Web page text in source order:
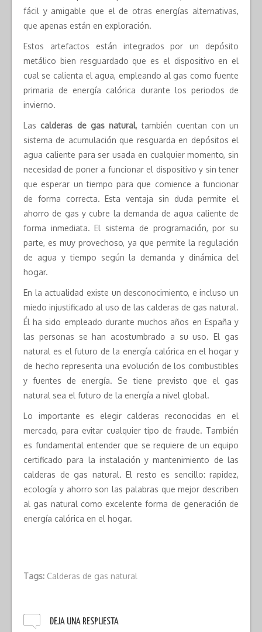
fácil y amigable que el de otras energías alternativas,
que apenas están en exploración.
Estos artefactos están integrados por un depósito
metálico bien resguardado que es el dispositivo en el
cual se calienta el agua, empleando al gas como fuente
primaria de energía calórica durante los periodos de
invierno.
Lascalderas de gas natural, también cuentan con un
sistema de acumulación que resguarda en depósitos el
agua caliente para ser usada en cualquier momento, sin
necesidad de poner a funcionar el dispositivo y sin tener
que esperar un tiempo para que comience a funcionar
de forma correcta. Esta ventaja sin duda permite el
ahorro de gas y cubre la demanda de agua caliente de
forma inmediata. El sistema de programación, por su
parte, es muy provechoso, ya que permite la regulación
de agua y tiempo según la demanda y dinámica del
hogar.
En la actualidad existe un desconocimiento, e incluso un
miedo injustificado al uso de las calderas de gas natural.
Él ha sido empleado durante muchos años en España y
las personas se han acostumbrado a su uso. El gas
natural es el futuro de la energía calórica en el hogar y
de hecho representa una evolución de los combustibles
y fuentes de energía. Se tiene previsto que el gas
natural sea el futuro de la energía a nivel global.
Lo importante es elegir calderas reconocidas en el
mercado, para evitar cualquier tipo de fraude. También
es fundamental entender que se requiere de un equipo
certificado para la instalación y mantenimiento de las
calderas de gas natural. El resto es sencillo: rapidez,
ecología y ahorro son las palabras que mejor describen
al gas natural como excelente forma de generación de
energía calórica en el hogar.
Tags: Calderas de gas natural
DEJA UNA RESPUESTA